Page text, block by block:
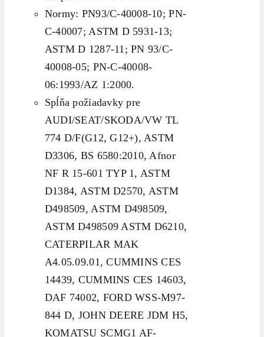
Normy: PN93/C-40008-10; PN-
C-40007; ASTM D 5931-13;
ASTM D 1287-11; PN 93/C-
40008-05; PN-C-40008-
06:1993/AZ 1:2000.
Spĺňa požiadavky pre
AUDI/SEAT/SKODA/VW TL
774 D/F(G12, G12+), ASTM
D3306, BS 6580:2010, Afnor
NF R 15-601 TYP 1, ASTM
D1384, ASTM D2570, ASTM
D498509, ASTM D498509,
ASTM D498509 ASTM D6210,
CATERPILAR MAK
A4.05.09.01, CUMMINS CES
14439, CUMMINS CES 14603,
DAF 74002, FORD WSS-M97-
844 D, JOHN DEERE JDM H5,
KOMATSU SCMG1 AF-